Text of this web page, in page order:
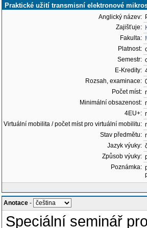
Praktické užití transmisní elektronové
Anglický název:
Zajišťuje:
Fakulta:
Platnost:
Semestr:
E-Kredity:
Rozsah, examinace:
Počet míst:
Minimální obsazenost:
4EU+:
Virtuální mobilita / počet míst pro virtuální mobilitu:
Stav předmětu:
Jazyk výuky:
Způsob výuky:
Poznámka:
Anotace -
Speciální seminář